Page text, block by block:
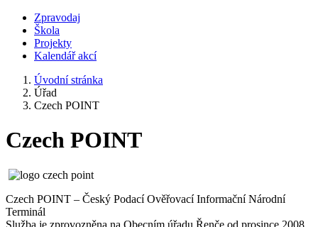
Zpravodaj
Škola
Projekty
Kalendář akcí
Úvodní stránka
Úřad
Czech POINT
Czech POINT
Czech POINT – Český Podací Ověřovací Informační Národní
Terminál
Služba je zprovozněna na Obecním úřadu Řenče od prosince 2008.